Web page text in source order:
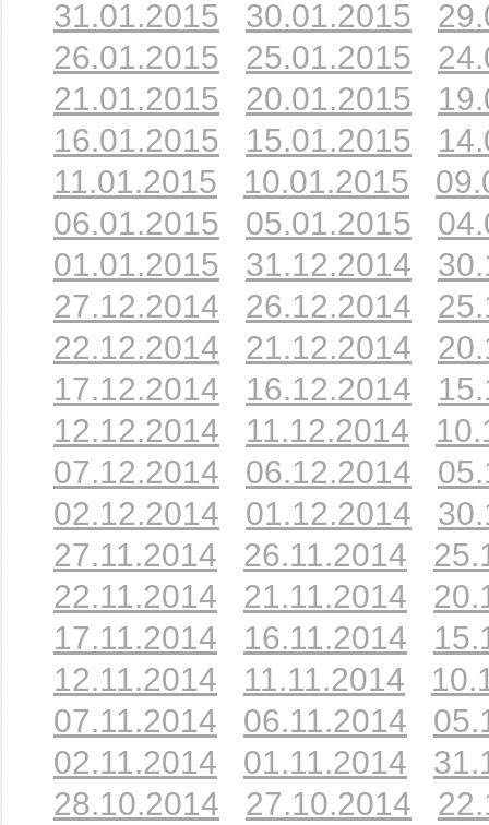
31.01.2015 30.01.2015
26.01.2015
25.01.2015
21.01.2015
20.01.2015
16.01.2015
15.01.2015
11.01.2015
10.01.2015
06.01.2015
05.01.2015
01.01.2015
31.12.2014
27.12.2014
26.12.2014
22.12.2014
21.12.2014
17.12.2014
16.12.2014
12.12.2014
11.12.2014
07.12.2014
06.12.2014
02.12.2014
01.12.2014
27.11.2014
26.11.2014
22.11.2014
21.11.2014
17.11.2014
16.11.2014
12.11.2014
11.11.2014
07.11.2014
06.11.2014
02.11.2014
01.11.2014
28.10.2014
27.10.2014